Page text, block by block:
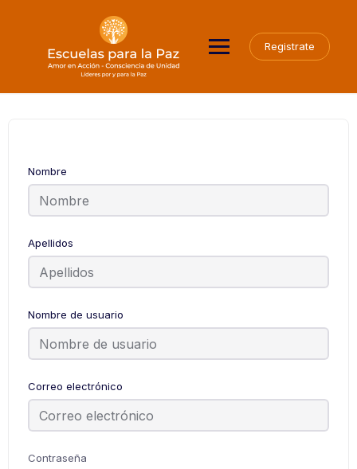
Registrate
Nombre
Apellidos
Nombre de usuario
Correo electrónico
Contraseña